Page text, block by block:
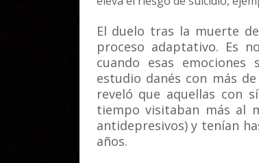
El duelo tras la muerte
proceso adaptativo. Es
cuando esas
estudio danés con más
reveló que aquellas con
tiempo visitaban más al
antidepresivos) y tenían
años.